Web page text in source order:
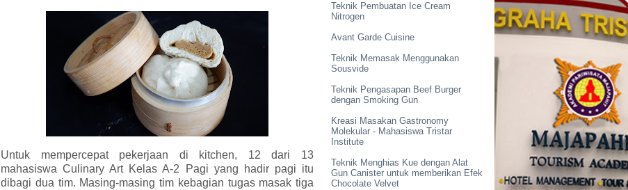
Untuk mempercepat pekerjaan di kitchen, 12 dari 13
mahasiswa Culinary Art Kelas A-2 Pagi yang hadir pagi itu
dibagi dua tim. Masing-masing tim kebagian tugas masak tiga
Teknik Pembuatan Ice Cream
Nitrogen
Avant Garde Cuisine
Teknik Memasak Menggunakan
Sousvide
Teknik Pengasapan Beef Burger
dengan Smoking Gun
Kreasi Masakan Gastronomy
Molekular - Mahasiswa Tristar
Institute
Teknik Menghias Kue dengan Alat
Gun Canister untuk memberikan Efek
Chocolate Velvet